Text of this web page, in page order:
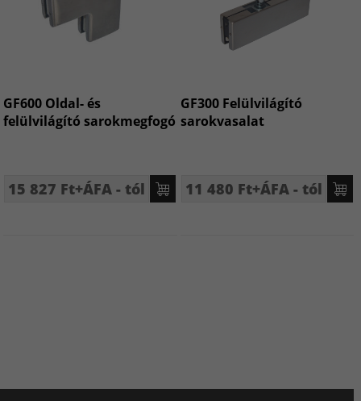
GF600 Oldal- és
felülvilágító sarokmegfogó
15 827 Ft+ÁFA - tól
GF300 Felülvilágító
sarokvasalat
11 480 Ft+ÁFA - tól